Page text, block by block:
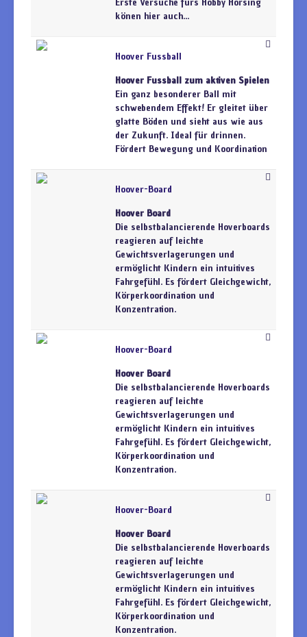
könen hier auch...
Hoover Fussball
Hoover Fussball zum aktiven Spielen
Ein ganz besonderer Ball mit
schwebendem Effekt! Er gleitet über
glatte Böden und sieht aus wie aus
der Zukunft. Ideal für drinnen.
Fördert Bewegung und Koordination
Hoover-Board
Hoover Board
Die selbstbalancierende Hoverboards
reagieren auf leichte
Gewichtsverlagerungen und
ermöglicht Kindern ein intuitives
Fahrgefühl. Es fördert Gleichgewicht,
Körperkoordination und
Konzentration.
Hoover-Board
Hoover Board
Die selbstbalancierende Hoverboards
reagieren auf leichte
Gewichtsverlagerungen und
ermöglicht Kindern ein intuitives
Fahrgefühl. Es fördert Gleichgewicht,
Körperkoordination und
Konzentration.
Hoover-Board
Hoover Board
Die selbstbalancierende Hoverboards
reagieren auf leichte
Gewichtsverlagerungen und
ermöglicht Kindern ein intuitives
Fahrgefühl. Es fördert Gleichgewicht,
Körperkoordination und
Konzentration.